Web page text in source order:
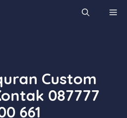
Custom
087777
661